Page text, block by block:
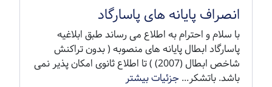
انصراف پایانه های پاسارگاد
با سلام و احترام به اطلاع می رساند طبق ابلاغیه
پاسارگاد ابطال پایانه های منصوبه ( بدون تراکنش
شاخص ابطال (2007) ) تا اطلاع ثانوی امکان پذیر نمی
باشد. باتشکر...جزئیات بیشتر